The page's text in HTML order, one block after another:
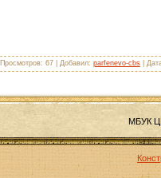
Просмотров: 67 | Добавил: parfenevo-cbs|
МБУК